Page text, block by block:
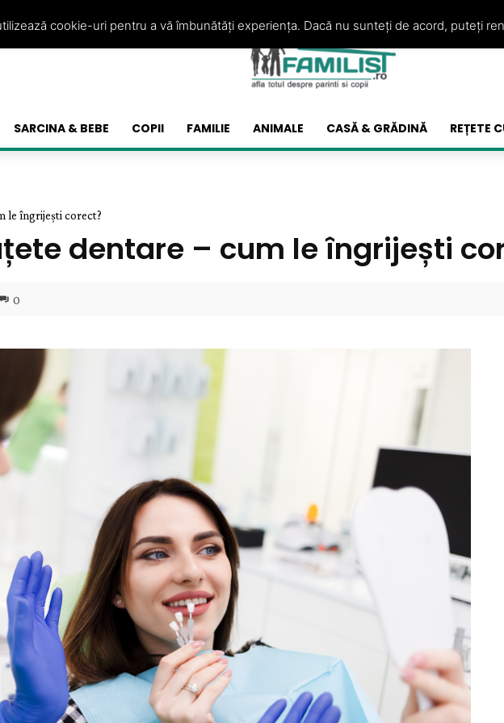
SARCINA & BEBE COPII FAMILIE ANIMALE CASĂ & GRĂDINĂ REȚETE
le îngrijești corect?
dentare – cum le îngrijești
0
cookie-uri pentru a vă îmbunătăți experiența. Dacă nu sunteți de acord, puteți